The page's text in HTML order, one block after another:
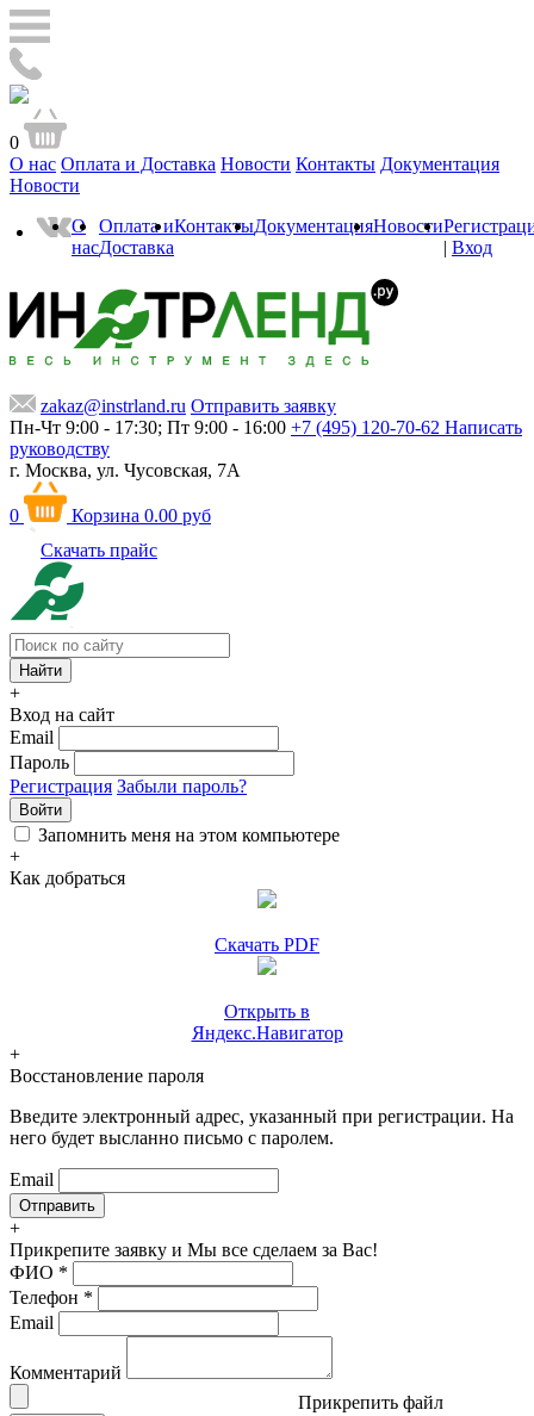
0
О нас Оплата и Доставка Новости Контакты Документация
Новости
О
нас
Оплата и
Доставка
КонтактыДокументацияНовости
| Вход
zakaz@instrland.ru Отправить заявку
Пн-Чт 9:00 - 17:30; Пт 9:00 - 16:00 +7 (495) 120-70-62 Написать
руководству
г. Москва, ул. Чусовская, 7А
0 Корзина 0.00 руб
Скачать прайс
+
Вход на сайт
Email
Пароль
Регистрация Забыли пароль?
Войти
Запомнить меня на этом компьютере
+
Как добраться
Скачать PDF
Открыть в
Яндекс.Навигатор
+
Восстановление пароля
Введите электронный адрес, указанный при регистрации. На
него будет высланно письмо с паролем.
Email
+
Прикрепите заявку и Мы все сделаем за Вас!
ФИО *
Телефон *
Email
Комментарий
Прикрепить файл